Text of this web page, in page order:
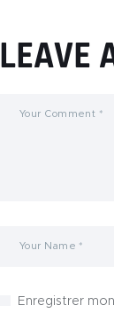
LEAVE
Enregistrer